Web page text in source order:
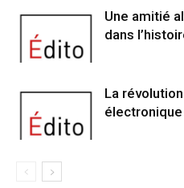
Une amitié
dans
La
électronique